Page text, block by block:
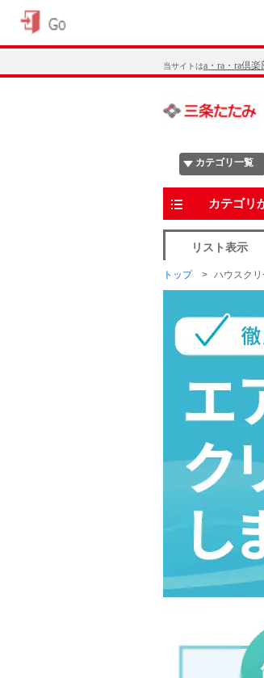
当サイトはa・ra・ra倶楽
カテゴリ一覧
カテゴリ
リスト表示
トップ ハウスク